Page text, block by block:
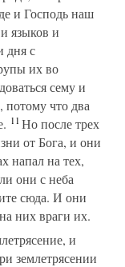
и Господь наш
языков и
дня с
их во
сему и
потому что два
11Но после трех
от Бога, и они
напал на тех,
они с неба
сюда. И они
них враги их.
и
землетрясении